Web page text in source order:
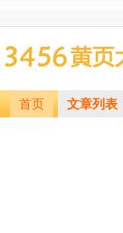
首页 文章列表